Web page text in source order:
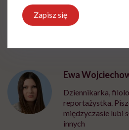
ponieważ złagodzi obrzęk,
Ewa
Dziennikarka,
reportażystka.
międzyczasie lubi
innych
Zapisz się